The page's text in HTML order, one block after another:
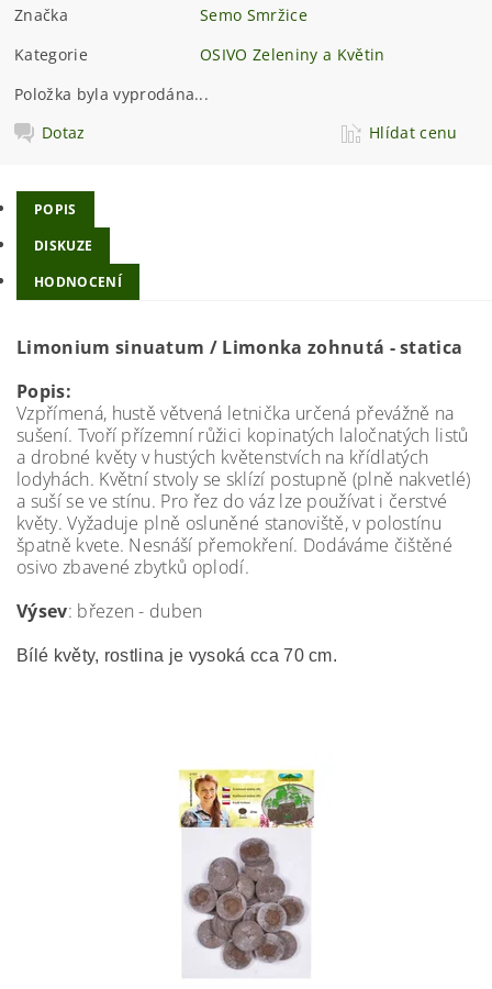
Značka
Semo Smržice
Kategorie
OSIVO Zeleniny a Květin
Položka byla vyprodána...
Dotaz
Hlídat cenu
POPIS
DISKUZE
HODNOCENÍ
Limonium sinuatum / Limonka zohnutá - statica
Popis:
Vzpřímená, hustě větvená letnička určená převážně na
sušení. Tvoří přízemní růžici kopinatých laločnatých listů
a drobné květy v hustých květenstvích na křídlatých
lodyhách. Květní stvoly se sklízí postupně (plně nakvetlé)
a suší se ve stínu. Pro řez do váz lze používat i čerstvé
květy. Vyžaduje plně osluněné stanoviště, v polostínu
špatně kvete. Nesnáší přemokření. Dodáváme čištěné
osivo zbavené zbytků oplodí.
Výsev: březen - duben
Bílé květy, rostlina je vysoká cca 70 cm.